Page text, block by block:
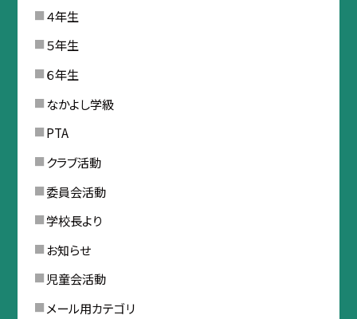
４年生
５年生
６年生
なかよし学級
PTA
クラブ活動
委員会活動
学校長より
お知らせ
児童会活動
メール用カテゴリ